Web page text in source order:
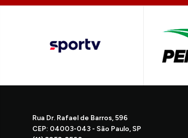
Rua Dr. Rafael de Barros, 596
CEP: 04003-043 - São Paulo, SP